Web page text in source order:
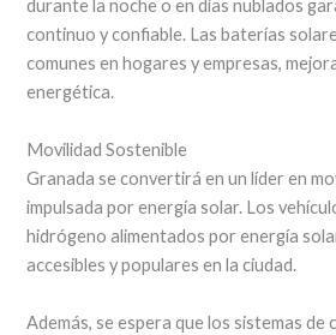
durante la noche o en días nublados
continuo y confiable. Las baterías
comunes en hogares y empresas,
energética.
Movilidad Sostenible
Granada se convertirá en un líder en
impulsada por energía solar. Los
hidrógeno alimentados por energía
accesibles y populares en la ciudad.
Además, se espera que los sistemas de